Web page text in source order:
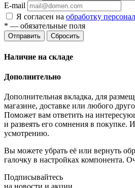
E-mail
Я согласен на обработку
* — обязательные поля
Отправить Сбросить
Наличие на складе
Дополнительно
Дополнительная вкладка, для
магазине, доставке или любого
Поможет вам ответить на
и развеять его сомнения в покупке.
усмотрению.
Вы можете убрать её или вернуть
галочку в настройках компонента.
Подписывайтесь